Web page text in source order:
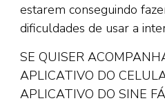
estarem conseguindo
dificuldades de usar a
SE QUISER
APLICATIVO DO
APLICATIVO DO SINE